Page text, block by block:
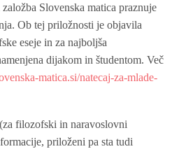
Slovenska matica praznuje
Ob tej priložnosti je objavila
eseje in za najboljša
dijakom in študentom. Več
matica.si/natecaj-za-mlade-
filozofski in naravoslovni
priloženi pa sta tudi